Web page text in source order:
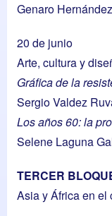
Genaro
20 de junio
Arte, cultura y
Gráfica de la
Sergio Valdez
Los años 60: la
Selene Laguna
TERCER
Asia y África en el